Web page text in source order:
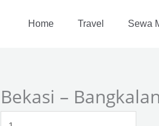
Home Travel Sewa
Bekasi – Bangkalan